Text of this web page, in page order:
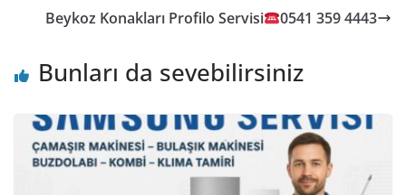
Beykoz Konakları Profilo Servisi
0541 359 4443
Bunları da sevebilirsiniz